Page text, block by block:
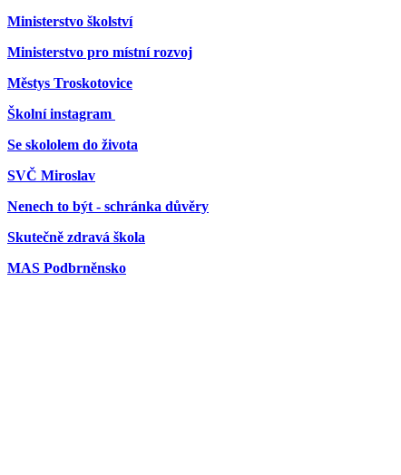
Ministerstvo školství
Ministerstvo pro místní rozvoj
Městys Troskotovice
Školní instagram
Se skololem do života
SVČ Miroslav
Nenech to být - schránka důvěry
Skutečně zdravá škola
MAS Podbrněnsko